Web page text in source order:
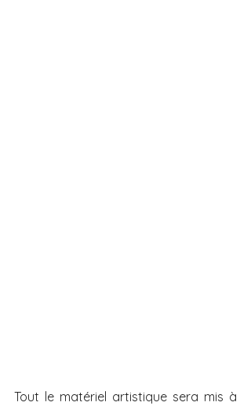
Tout le matériel artistique sera mis à